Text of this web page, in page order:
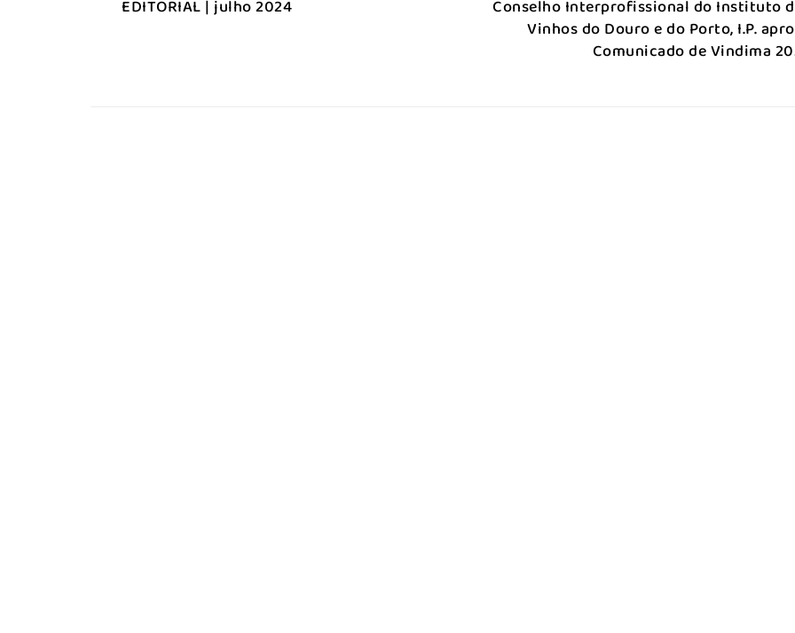
EDITORIAL | julho 2024
Conselho Interprofissional do Instituto
Vinhos do Douro e do Porto, I.P.
Comunicado de Vindima